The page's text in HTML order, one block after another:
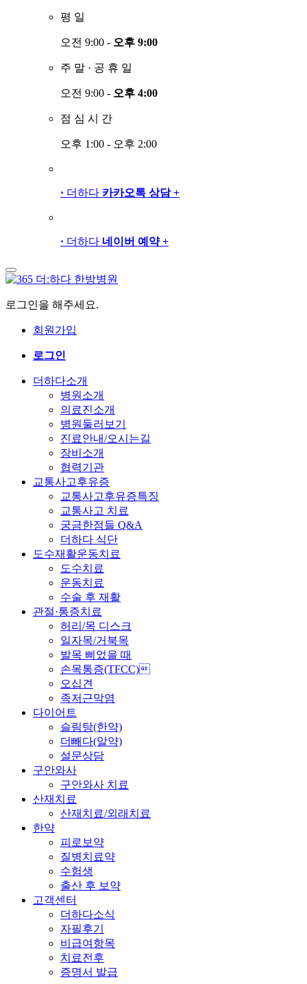
평 일
오전 9:00 - 오후 9:00
주 말 · 공 휴 일
오전 9:00 - 오후 4:00
점 심 시 간
오후 1:00 - 오후 2:00
· 더하다 카카오톡 상담 +
· 더하다 네이버 예약 +
로그인을 해주세요.
회원가입
로그인
더하다소개
병원소개
의료진소개
병원둘러보기
진료안내/오시는길
장비소개
협력기관
교통사고후유증
교통사고후유증특징
교통사고 치료
궁금한점들 Q&A
더하다 식단
도수재활운동치료
도수치료
운동치료
수술 후 재활
관절·통증치료
허리/목 디스크
일자목/거북목
발목 삐었을 때
손목통증(TFCC)
오십견
족저근막염
다이어트
슬림탕(한약)
더빼다(알약)
설문상담
구안와사
구안와사 치료
산재치료
산재치료/외래치료
한약
피로보약
질병치료약
수험생
출산 후 보약
고객센터
더하다소식
자필후기
비급여항목
치료전후
증명서 발급